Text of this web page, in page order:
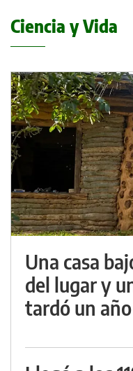
Ciencia y Vida
Una casa
del lugar y
tardó un